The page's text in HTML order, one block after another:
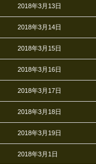
2018年3月13日
2018年3月14日
2018年3月15日
2018年3月16日
2018年3月17日
2018年3月18日
2018年3月19日
2018年3月1日